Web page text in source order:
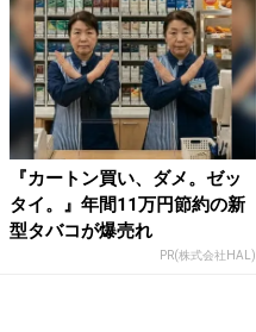
『カートン買い、ダメ。ゼッ
タイ。』年間11万円節約の新
型タバコが爆売れ
PR(株式会社HAL)